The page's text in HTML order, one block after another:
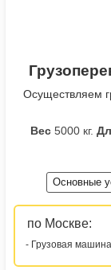
Осуществляем
Вес 5000 кг.
Основные
по Москве:
- Грузовая